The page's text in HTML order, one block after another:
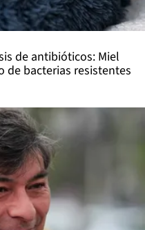
de antibióticos: Miel
bacterias resistentes